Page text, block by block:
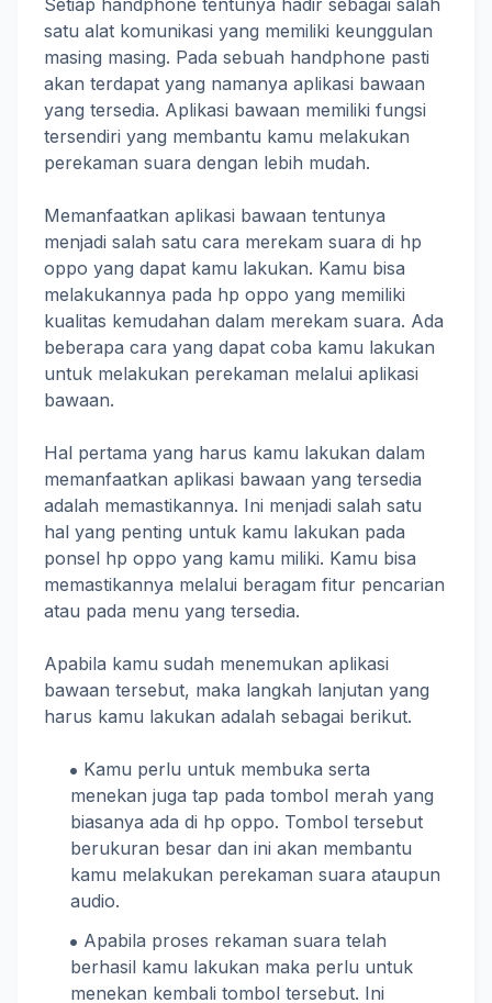
Setiap handphone tentunya hadir sebagai salah
satu alat komunikasi yang memiliki keunggulan
masing masing. Pada sebuah handphone pasti
akan terdapat yang namanya aplikasi bawaan
yang tersedia. Aplikasi bawaan memiliki fungsi
tersendiri yang membantu kamu melakukan
perekaman suara dengan lebih mudah.
Memanfaatkan aplikasi bawaan tentunya
menjadi salah satu cara merekam suara di hp
oppo yang dapat kamu lakukan. Kamu bisa
melakukannya pada hp oppo yang memiliki
kualitas kemudahan dalam merekam suara. Ada
beberapa cara yang dapat coba kamu lakukan
untuk melakukan perekaman melalui aplikasi
bawaan.
Hal pertama yang harus kamu lakukan dalam
memanfaatkan aplikasi bawaan yang tersedia
adalah memastikannya. Ini menjadi salah satu
hal yang penting untuk kamu lakukan pada
ponsel hp oppo yang kamu miliki. Kamu bisa
memastikannya melalui beragam fitur pencarian
atau pada menu yang tersedia.
Apabila kamu sudah menemukan aplikasi
bawaan tersebut, maka langkah lanjutan yang
harus kamu lakukan adalah sebagai berikut.
Kamu perlu untuk membuka serta
menekan juga tap pada tombol merah yang
biasanya ada di hp oppo. Tombol tersebut
berukuran besar dan ini akan membantu
kamu melakukan perekaman suara ataupun
audio.
Apabila proses rekaman suara telah
berhasil kamu lakukan maka perlu untuk
menekan kembali tombol tersebut. Ini